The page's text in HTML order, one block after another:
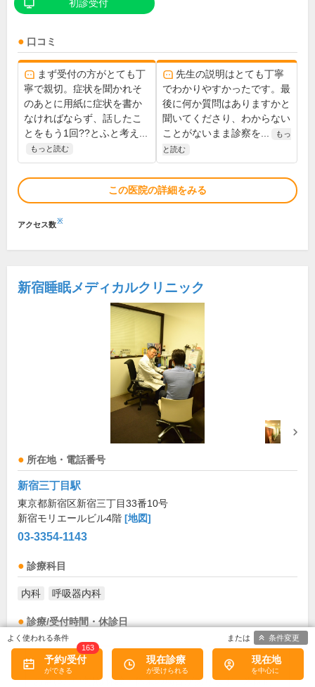
初診受付
口コミ
まず受付の方がとても丁
寧で親切。症状を聞かれそ
のあとに用紙に症状を書か
なければならず、話したこ
とをもう1回??とふと考え...
もっと読む
先生の説明はとても丁寧
でわかりやすかったです。最
後に何か質問はありますかと
聞いてくださり、わからない
ことがないまま診察を...
もっ
と読む
この医院の詳細をみる
アクセス数※
新宿睡眠メディカルクリニック
所在地・電話番号
新宿三丁目駅
東京都新宿区新宿三丁目33番10号
新宿モリエールビル4階 [地図]
03-3354-1143
診療科目
内科 呼吸器内科
診療/受付時間・休診日
診療時間 月 火 水 木 金 土 日 祝
10:00～13:00 ● ● ●
お盆(8月中旬)は休診・休業の場合があります。来院前
予約/受付
163
現在診療 現在地
条件変更